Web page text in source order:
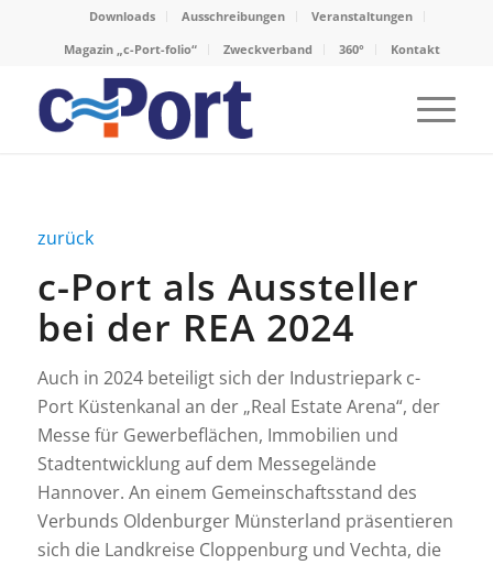
Downloads Ausschreibungen
Veranstaltungen
Magazin „c-Port-folio“
Zweckverband 360° Kontakt
zurück
c-Port als Aussteller
bei der REA 2024
Auch in 2024 beteiligt sich der Industriepark c-
Port Küstenkanal an der „Real Estate Arena“, der
Messe für Gewerbeflächen, Immobilien und
Stadtentwicklung auf dem Messegelände
Hannover. An einem Gemeinschaftsstand des
Verbunds Oldenburger Münsterland präsentieren
sich die Landkreise Cloppenburg und Vechta, die